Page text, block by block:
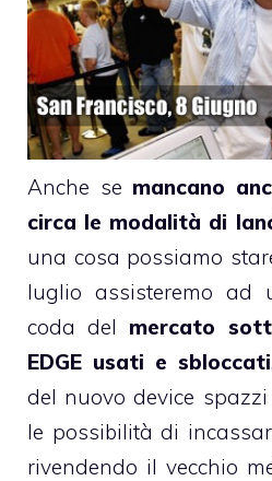
Anche se mancano
circa le modalità di
una cosa possiamo
luglio assisteremo ad
coda del mercato
EDGE usati e sbloccati
del nuovo device
le possibilità di
rivendendo il vecchio